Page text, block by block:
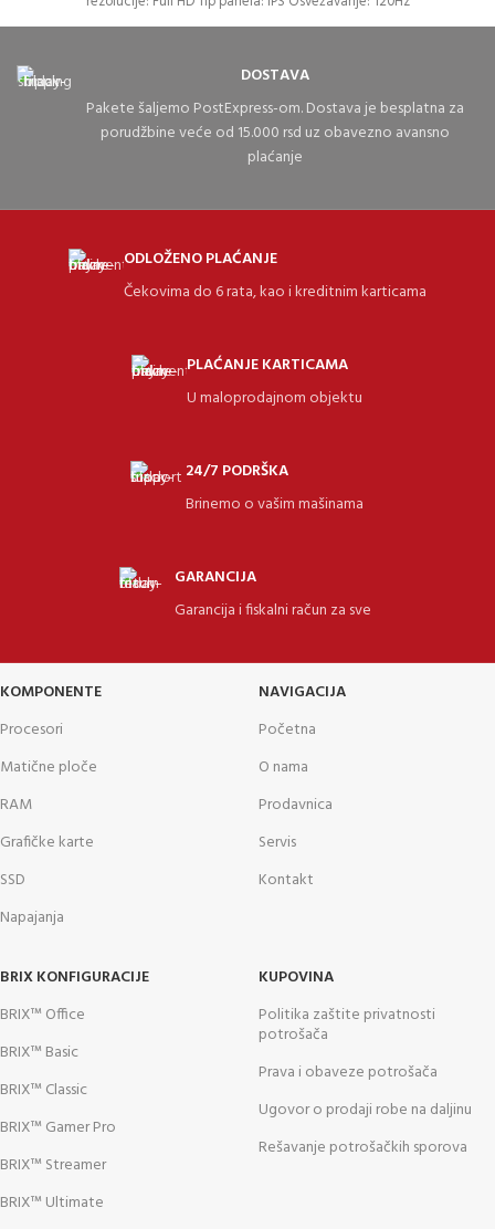
DOSTAVA
Pakete šaljemo PostExpress-om. Dostava je besplatna za
porudžbine veće od 15.000 rsd uz obavezno avansno
plaćanje
ODLOŽENO PLAĆANJE
Čekovima do 6 rata, kao i kreditnim karticama
PLAĆANJE KARTICAMA
U maloprodajnom objektu
24/7 PODRŠKA
Brinemo o vašim mašinama
GARANCIJA
Garancija i fiskalni račun za sve
KOMPONENTE
Procesori
Matične ploče
RAM
Grafičke karte
SSD
Napajanja
NAVIGACIJA
Početna
O nama
Prodavnica
Servis
Kontakt
BRIX KONFIGURACIJE
BRIX™ Office
BRIX™ Basic
BRIX™ Classic
BRIX™ Gamer Pro
BRIX™ Streamer
BRIX™ Ultimate
KUPOVINA
Politika zaštite privatnosti
potrošača
Prava i obaveze potrošača
Ugovor o prodaji robe na daljinu
Rešavanje potrošačkih sporova